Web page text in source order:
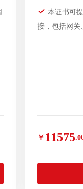
本证书可
接，包括网关
￥ 11575